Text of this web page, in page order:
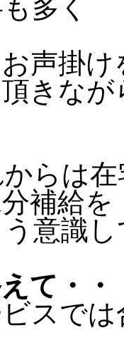
多く
声掛
きな
らは
補給を
意識
て・・
スで